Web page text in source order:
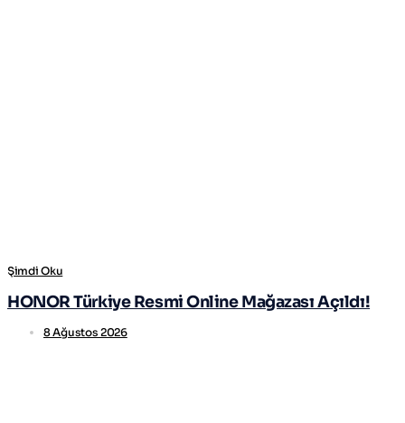
Şimdi Oku
HONOR Türkiye Resmi Online Mağazası Açıldı!
8 Ağustos 2026